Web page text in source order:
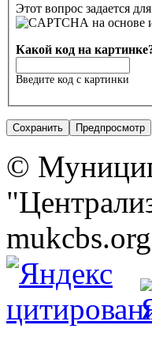
Этот вопрос задается
Какой код на
Введите код с картинки
©
mukcbs.org